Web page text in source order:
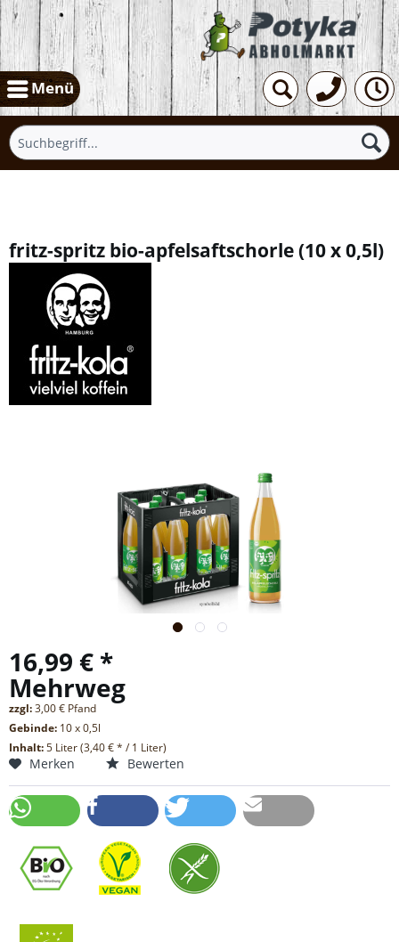
Menü
fritz-spritz bio-apfelsaftschorle(10 x 0,5l)
16,99 € *
Mehrweg
zzgl:3,00 € Pfand
Gebinde: 10 x 0,5l
Inhalt:5 Liter (3,40 € * / 1 Liter)
Merken Bewerten